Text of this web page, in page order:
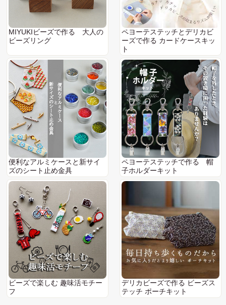
MIYUKIビーズで作る 大人の
ビーズリング
ペヨーテステッチとデリカビ
ーズで作る カードケースキッ
ト
便利なアルミケースと新サイ
ズのシート止め金具
ペヨーテステッチで作る 帽
子ホルダーキット
ビーズで楽しむ 趣味活モチー
フ
デリカビーズで作る ビーズス
テッチ ポーチキット